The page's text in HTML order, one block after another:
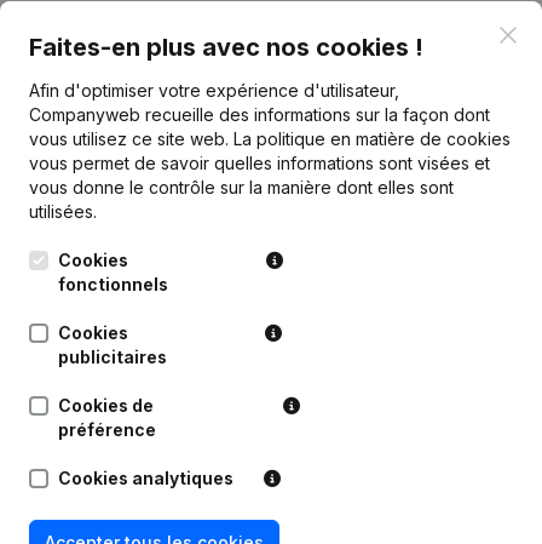
Capitaux propres
Marge brute € 24 367
Publicationsde VM Production
Date
07-05-2024
Rubrique Constitution (Nouvelle
Faites-en plus avec nos cookies !
Afin d'optimiser votre expérience d'utilisateur,
Companyweb recueille des informations sur la façon dont
vous utilisez ce site web. La politique en matière de cookies
vous permet de savoir quelles informations sont visées et
vous donne le contrôle sur la manière dont elles sont
utilisées.
Cookies
fonctionnels
Cookies
publicitaires
Cookies de
préférence
Cookies analytiques